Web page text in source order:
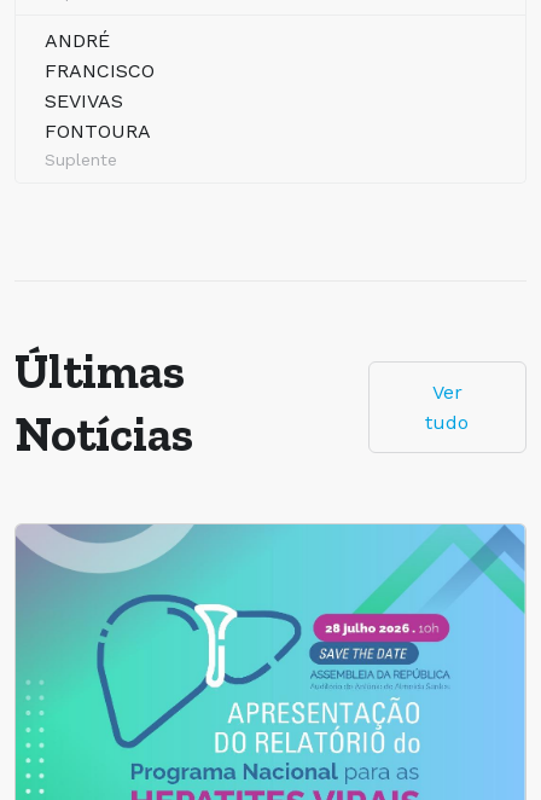
ANDRÉ
FRANCISCO
SEVIVAS
FONTOURA
Suplente
Últimas
Notícias
Ver
tudo